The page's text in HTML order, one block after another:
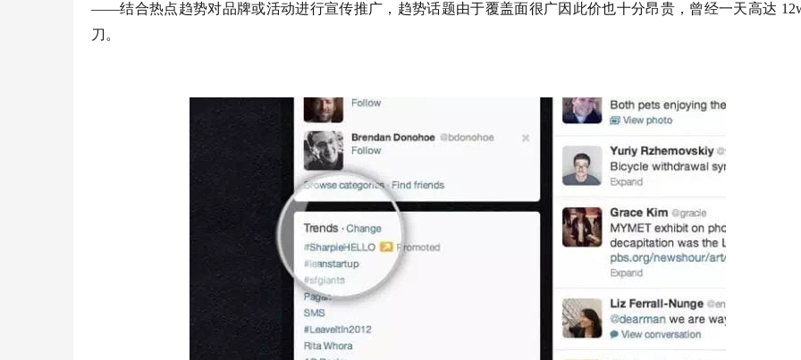
——结合热点趋势对品牌或活动进行宣传推广，趋势话题由于覆盖面很广因此价也十分昂贵，曾经一天高达
刀。